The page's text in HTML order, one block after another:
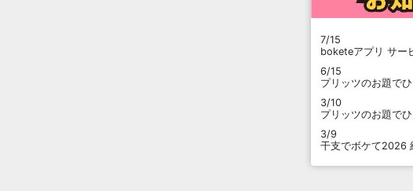
7/15
boketeアプリ サー
6/15
プリッツのお題で
3/10
プリッツのお題で
3/9
干支でボケて2026